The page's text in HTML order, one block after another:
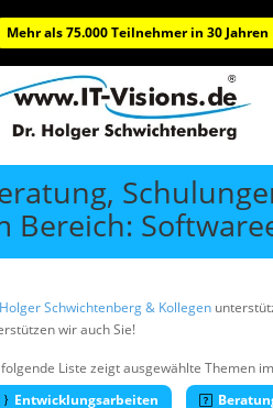
Mehr als 75.000 Teilnehmer in 30 Jahren
Bereich:
Schwichtenberg & Kollegen
wir auch Sie!
Liste zeigt ausgewählte Themen
Entwicklungsarbeiten